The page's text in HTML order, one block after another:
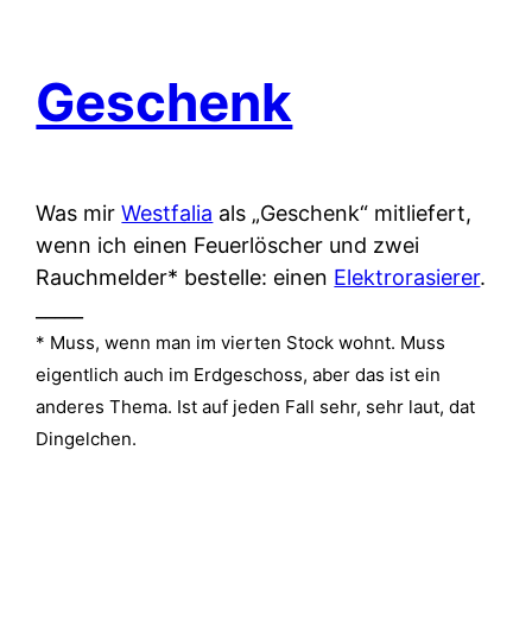
Geschenk
Was mirWestfalia als „Geschenk“ mitliefert,
wenn ich einen Feuerlöscher und zwei
Rauchmelder* bestelle: einen Elektrorasierer.
* Muss, wenn man im vierten Stock wohnt. Muss
eigentlich auch im Erdgeschoss, aber das ist ein
anderes Thema. Ist auf jeden Fall sehr, sehr laut, dat
Dingelchen.